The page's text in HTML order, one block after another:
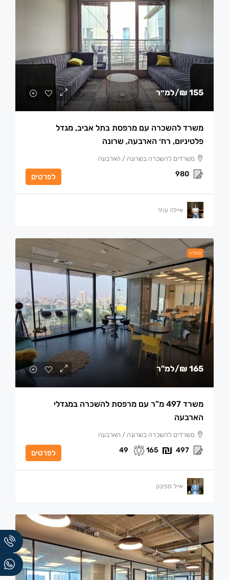
155 ₪ /למ״ר
משרד להשכרה עם מרפסת בתל אביב, מגדל
פלטיניום, רח׳ הארבעה, שרונה
משרדים להשכרה בשרונה / הארבעה
980 לפרטים
איילה עוזר
מומלץ
165 ₪ /למ"ר
משרד 497 מ”ר עם מרפסת להשכרה במגדלי
הארבעה
משרדים להשכרה בשרונה / הארבעה
497
165
49 לפרטים
אייל ספיבק